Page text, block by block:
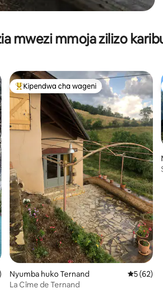
mwezi mmoja zilizo
wastani wa 4.81 kati ya 5, tathmini 57
Kipendwa maarufu cha wageni
Kipendwa cha wageni
Nyumba huko Ternand Ukadiriaji
5 (62)
La Cîme de Ternand